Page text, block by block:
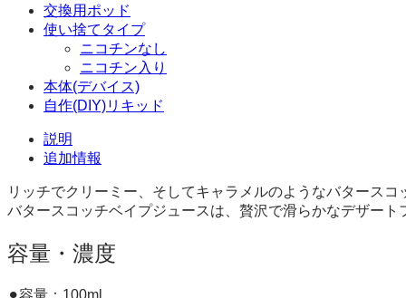
交換用ポッド
使い捨てタイプ
ニコチンなし
ニコチン入り
本体(デバイス)
自作(DIY)リキッド
説明
追加情報
リッチでクリーミー、そしてキャラメルのようなバタース
バタースコッチベイプジュースは、贅沢で滑らかなデザート
容量・濃度
⚫︎容量：100ml